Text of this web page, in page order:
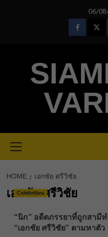
06/
Facebook
Menu
HOME เอกชัย ศรีวิชัย
เอกชัย ศรีวิชัย
Celebrities
“นิก” อดีตภรรยาที่ถูกสามี
“เอกชัย ศรีวิชัย” ตามหาตัว